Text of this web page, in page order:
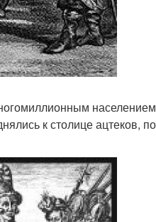
населением
к столице ацтеков,